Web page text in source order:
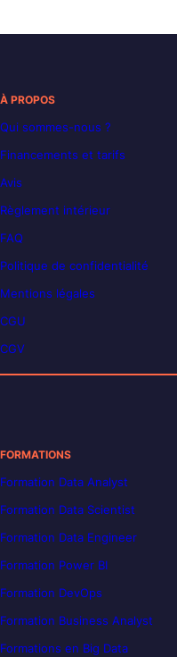
À PROPOS
Qui sommes-nous ?
Financements et tarifs
Avis
Règlement intérieur
FAQ
Politique de confidentialité
Mentions légales
CGU
CGV
FORMATIONS
Formation Data Analyst
Formation Data Scientist
Formation Data Engineer
Formation Power BI
Formation DevOps
Formation Business Analyst
Formations en Big Data